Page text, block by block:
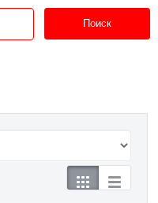
Поиск